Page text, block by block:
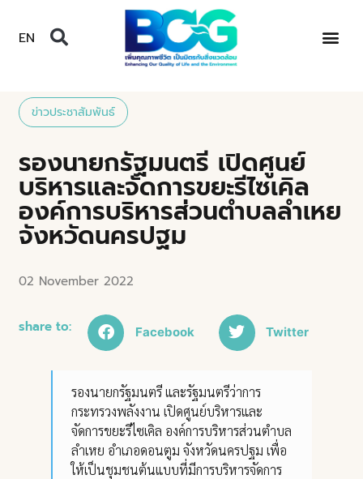
EN
ข่าวประชาสัมพันธ์
รองนายกรัฐมนตรี เปิดศูนย์
บริหารและจัดการขยะรีไซเคิล
องค์การบริหารส่วนตำบลลำเหย
จังหวัดนครปฐม
02 November 2022
share to: Facebook Twitter
รองนายกรัฐมนตรี และรัฐมนตรีว่าการ
กระทรวงพลังงาน เปิดศูนย์บริหารและ
จัดการขยะรีไซเคิล องค์การบริหารส่วนตำบล
ลำเหย อำเภอดอนตูม จังหวัดนครปฐม เพื่อ
ให้เป็นชุมชนต้นแบบที่มีการบริหารจัดการ